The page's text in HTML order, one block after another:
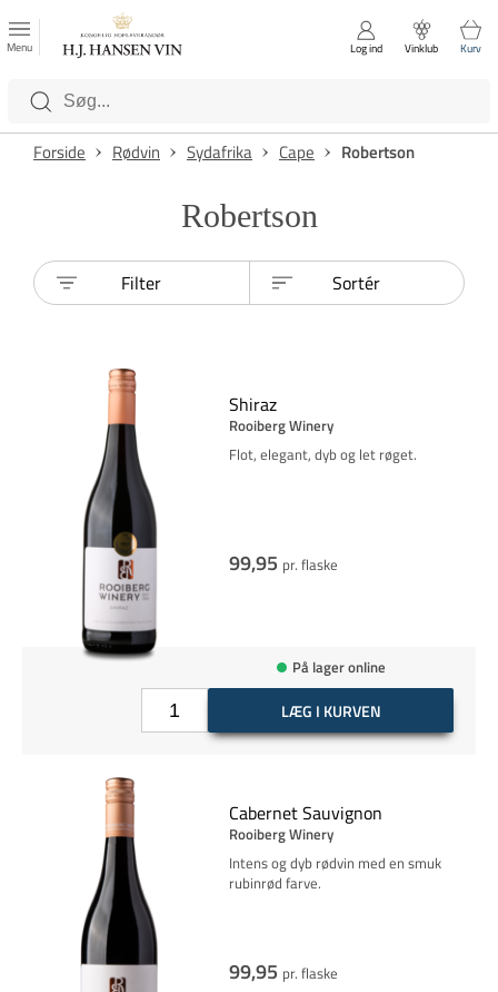
Luk
Kategorier
Menu Log ind Vinklub Kurv
Forside Rødvin Sydafrika Cape Robertson
Robertson
Filter Sortér
Shiraz
Rooiberg Winery
Flot, elegant, dyb og let røget.
99,95 pr. flaske
På lager online
LÆG I KURVEN
Cabernet Sauvignon
Rooiberg Winery
Intens og dyb rødvin med en smuk
rubinrød farve.
99,95 pr. flaske